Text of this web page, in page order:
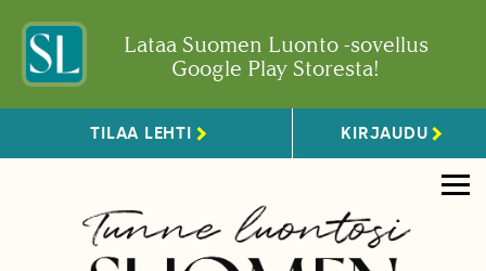
Lataa Suomen Luonto -sovellus
Google Play Storesta!
TILAA LEHTI KIRJAUDU